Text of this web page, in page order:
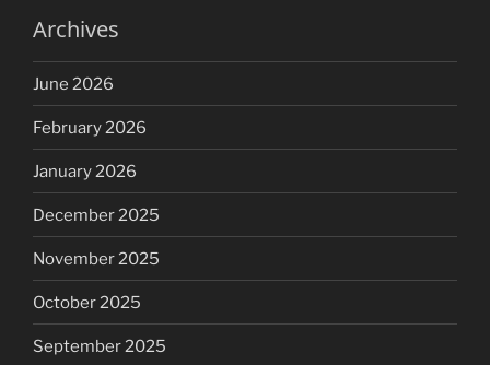
Archives
June 2026
February 2026
January 2026
December 2025
November 2025
October 2025
September 2025